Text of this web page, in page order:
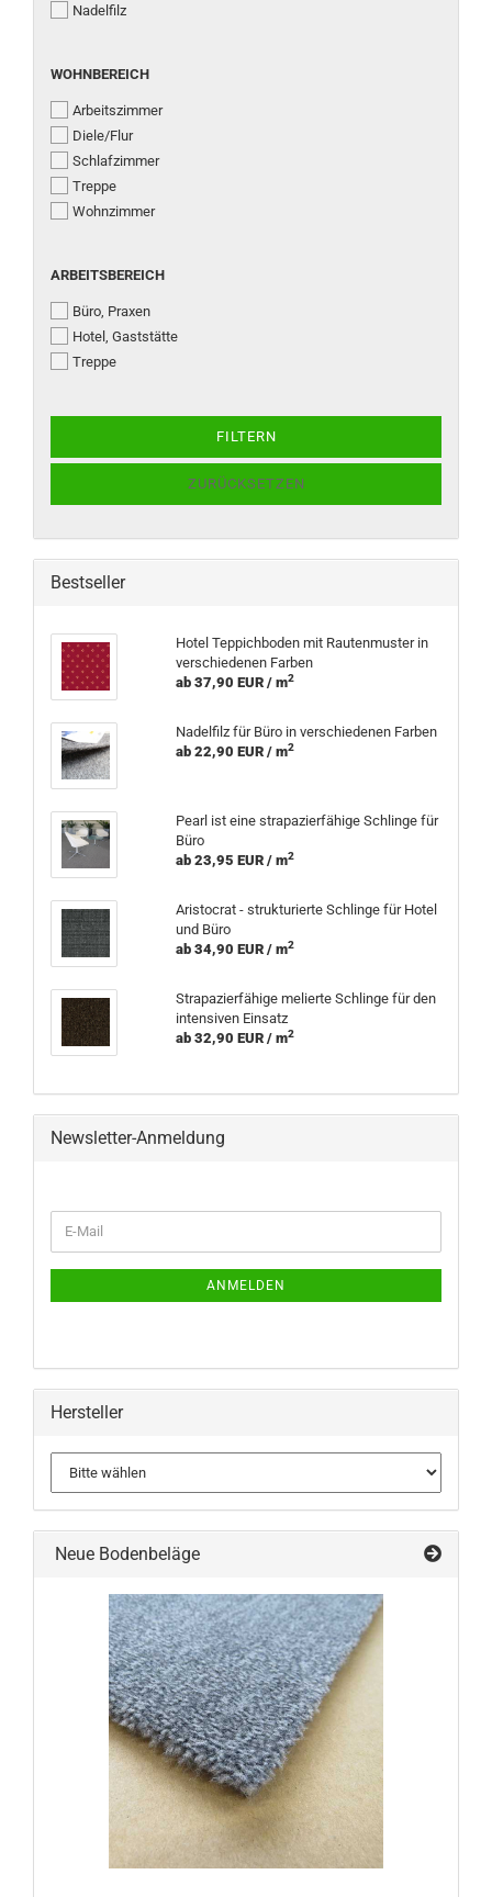
Nadelfilz
WOHNBEREICH
WOHNBEREICH
Arbeitszimmer
Diele/Flur
Schlafzimmer
Treppe
Wohnzimmer
ARBEITSBEREICH
ARBEITSBEREICH
Büro, Praxen
Hotel, Gaststätte
Treppe
FILTERN
ZURÜCKSETZEN
Bestseller
Hotel Teppichboden mit Rautenmuster in
verschiedenen Farben
ab 37,90 EUR / m2
Nadelfilz für Büro in verschiedenen Farben
ab 22,90 EUR / m2
Pearl ist eine strapazierfähige Schlinge für
Büro
ab 23,95 EUR / m2
Aristocrat - strukturierte Schlinge für Hotel
und Büro
ab 34,90 EUR / m2
Strapazierfähige melierte Schlinge für den
intensiven Einsatz
ab 32,90 EUR / m2
Newsletter-Anmeldung
ZUR
NEWSLETTER-
E-
Mail
ANMELDEN
Hersteller
Neue Bodenbeläge